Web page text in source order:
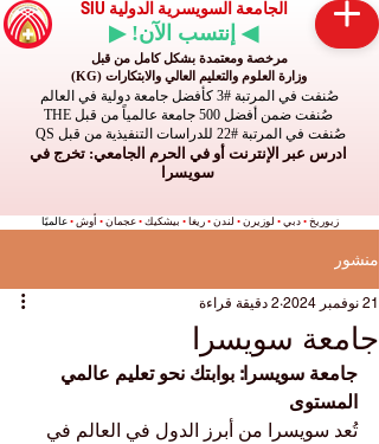
الجامعة السويسرية الدولية SIU
◀ إنتسب الآن! ▶
مرخصة ومعتمدة بشكل كامل من قبل
وزارة العلوم والتعليم العالي والابتكارات (KG)
صُنفت في المرتبة #3 كأفضل جامعة دولية في العالم
صُنفت ضمن أفضل 500 جامعة عالمياً من قبل THE
صُنفت في المرتبة #22 للدراسات التنفيذية من قبل QS
ادرس عبر الإنترنت أو في الحرم الجامعي: تخرج في
سويسرا
زيوريخ • دبي • لوزيرن • لندن • ريغا • بيشكيك • عجمان • أوش • عالميًا
منشور
جامعة سويسرا
21 نوفمبر 2024 2 دقيقة قراءة
جامعة سويسرا: بوابتك نحو تعليم عالمي
المستوى
تُعد سويسرا من أبرز الدول في العالم في